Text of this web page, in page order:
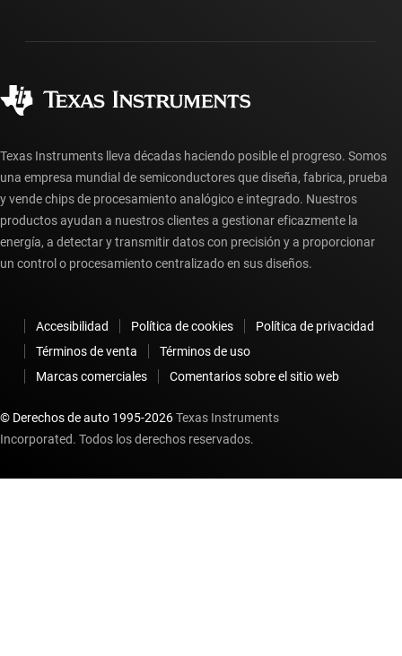
Preguntas frecuentes sobre la cuenta myTI
Preguntas frecuentes sobre pedidos
Texas Instruments lleva décadas haciendo posible el progreso. Somos
una empresa mundial de semiconductores que diseña, fabrica, prueba
y vende chips de procesamiento analógico e integrado. Nuestros
productos ayudan a nuestros clientes a gestionar eficazmente la
energía, a detectar y transmitir datos con precisión y a proporcionar
un control o procesamiento centralizado en sus diseños.
Accesibilidad Política de cookies
Política de privacidad
Términos de venta
Términos de uso
Marcas comerciales
Comentarios sobre el sitio web
© Derechos de auto 1995-2026Texas Instruments
Incorporated. Todos los derechos reservados.